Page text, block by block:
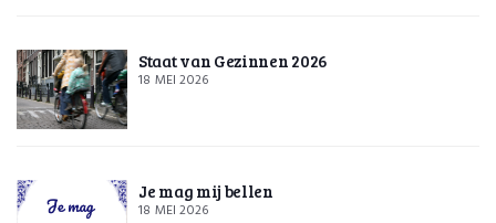
Staat van Gezinnen 2026
18 MEI 2026
Je mag mij bellen
18 MEI 2026